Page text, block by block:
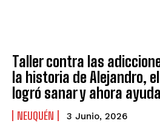
Taller contra las
la historia de Alejandro,
logró sanar y ahora
NEUQUÉN 3 Junio, 2026